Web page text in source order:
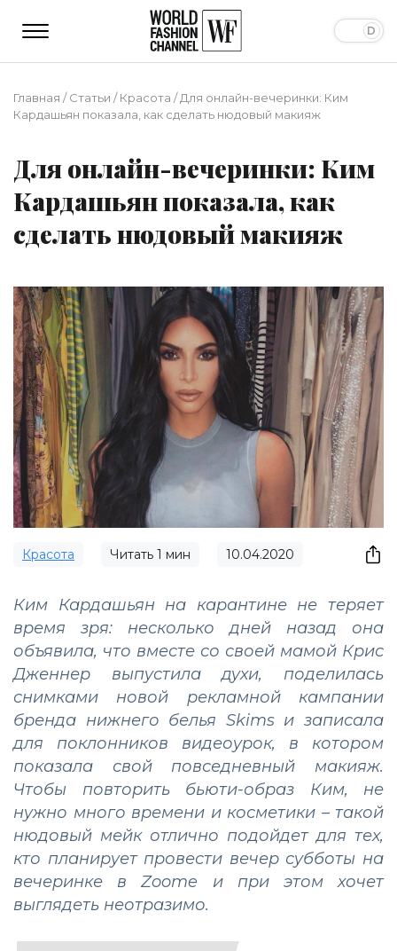
Главная /Статьи /Красота /Для онлайн-вечеринки: Ким
Кардашьян показала, как сделать нюдовый макияж
Для онлайн-вечеринки: Ким
Кардашьян показала, как
сделать нюдовый макияж
Красота Читать 1 мин 10.04.2020
Ким Кардашьян на карантине не теряет
время зря: несколько дней назад она
объявила, что вместе со своей мамой Крис
Дженнер выпустила духи, поделилась
снимками новой рекламной кампании
бренда нижнего белья Skims и записала
для поклонников видеоурок, в котором
показала свой повседневный макияж.
Чтобы повторить бьюти-образ Ким, не
нужно много времени и косметики – такой
нюдовый мейк отлично подойдет для тех,
кто планирует провести вечер субботы на
вечеринке в Zoome и при этом хочет
выглядеть неотразимо.